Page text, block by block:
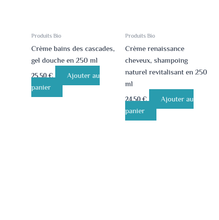
Produits Bio
Crème bains des cascades,
gel douche en 250 ml
25.50€
Ajouter au
panier
Produits Bio
Crème renaissance
cheveux, shampoing
naturel revitalisant en 250
ml
24.50€
Ajouter au
panier